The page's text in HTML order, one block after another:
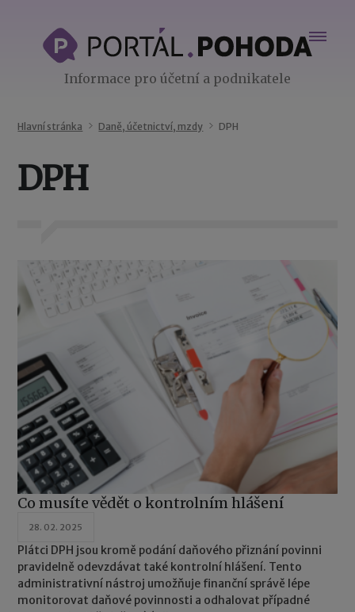
Informace pro účetní a podnikatele
Hlavní stránka Daně, účetnictví, mzdy DPH
DPH
Co musíte vědět o kontrolním hlášení
28. 02. 2025
Plátci DPH jsou kromě podání daňového přiznání povinni
pravidelně odevzdávat také kontrolní hlášení. Tento
administrativní nástroj umožňuje finanční správě lépe
monitorovat daňové povinnosti a odhalovat případné